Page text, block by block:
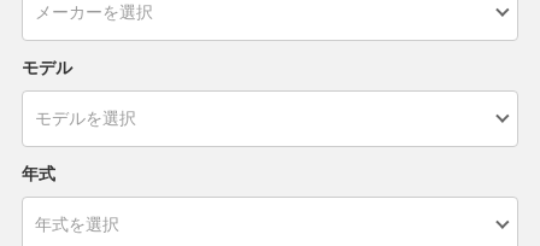
モデル
年式